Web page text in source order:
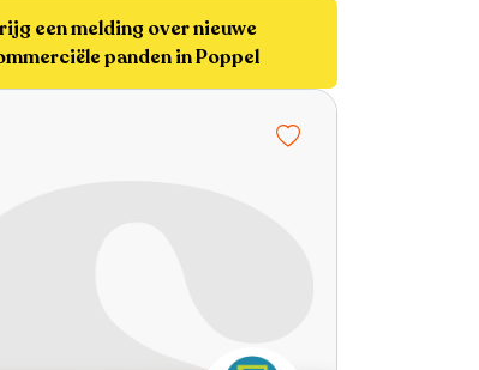
een melding over nieuwe
panden in Poppel